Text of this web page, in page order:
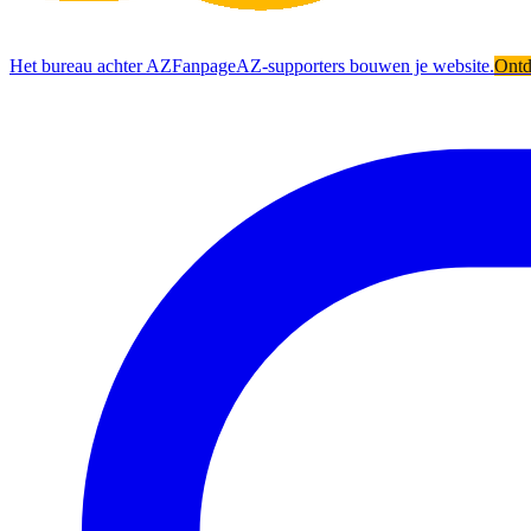
Het bureau achter AZFanpageAZ-supporters bouwen je website.